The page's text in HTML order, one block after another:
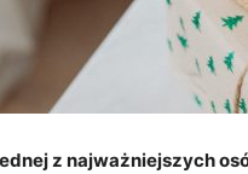
z najważniejszych